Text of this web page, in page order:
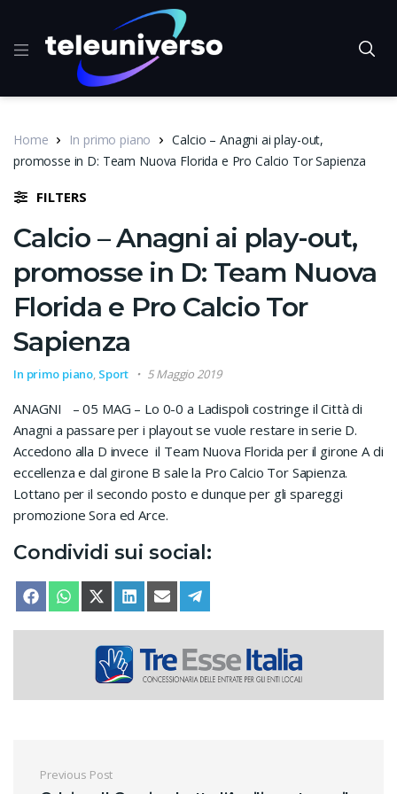
Home In primo piano
Calcio – Anagni ai play-out,
promosse in D: Team Nuova Florida e Pro Calcio Tor Sapienza
FILTERS
Calcio – Anagni ai play-out,
promosse in D: Team Nuova
Florida e Pro Calcio Tor
Sapienza
In primo piano, Sport 5 Maggio 2019
ANAGNI – 05 MAG – Lo 0-0 a Ladispoli costringe il Città di
Anagni a passare per i playout se vuole restare in serie D.
Accedono alla D invece il Team Nuova Florida per il girone A di
eccellenza e dal girone B sale la Pro Calcio Tor Sapienza.
Lottano per il secondo posto e dunque per gli spareggi
promozione Sora ed Arce.
Condividi sui social:
SHARE ON
FACEBOOKSHARE ON
WHATSAPPSHARE ON
X (TWITTER)
SHARE ON
LINKEDINSHARE ON
EMAIL
Navigazione articoli
Previous Post